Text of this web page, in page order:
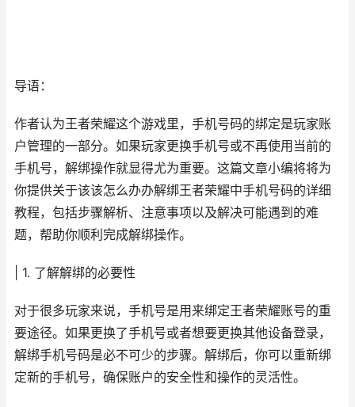
导语：
作者认为王者荣耀这个游戏里，手机号码的绑定是玩家账
户管理的一部分。如果玩家更换手机号或不再使用当前的
手机号，解绑操作就显得尤为重要。这篇文章小编将将为
你提供关于该该怎么办办解绑王者荣耀中手机号码的详细
教程，包括步骤解析、注意事项以及解决可能遇到的难
题，帮助你顺利完成解绑操作。
| 1. 了解解绑的必要性
对于很多玩家来说，手机号是用来绑定王者荣耀账号的重
要途径。如果更换了手机号或者想要更换其他设备登录，
解绑手机号码是必不可少的步骤。解绑后，你可以重新绑
定新的手机号，确保账户的安全性和操作的灵活性。